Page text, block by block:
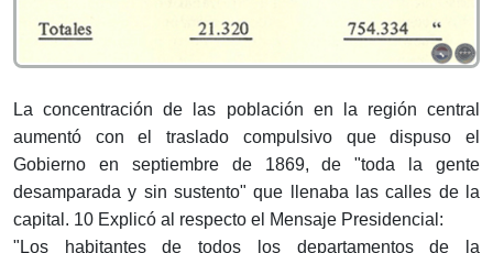
La concentración de las población en la región central
aumentó con el traslado compulsivo que dispuso el
Gobierno en septiembre de 1869, de "toda la gente
desamparada y sin sustento" que llenaba las calles de la
capital. 10 Explicó al respecto el Mensaje Presidencial:
"Los habitantes de todos los departamentos de la